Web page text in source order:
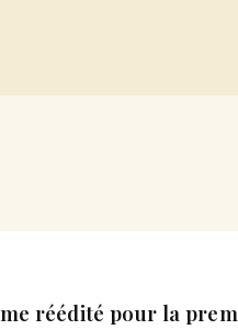
réédité pour la